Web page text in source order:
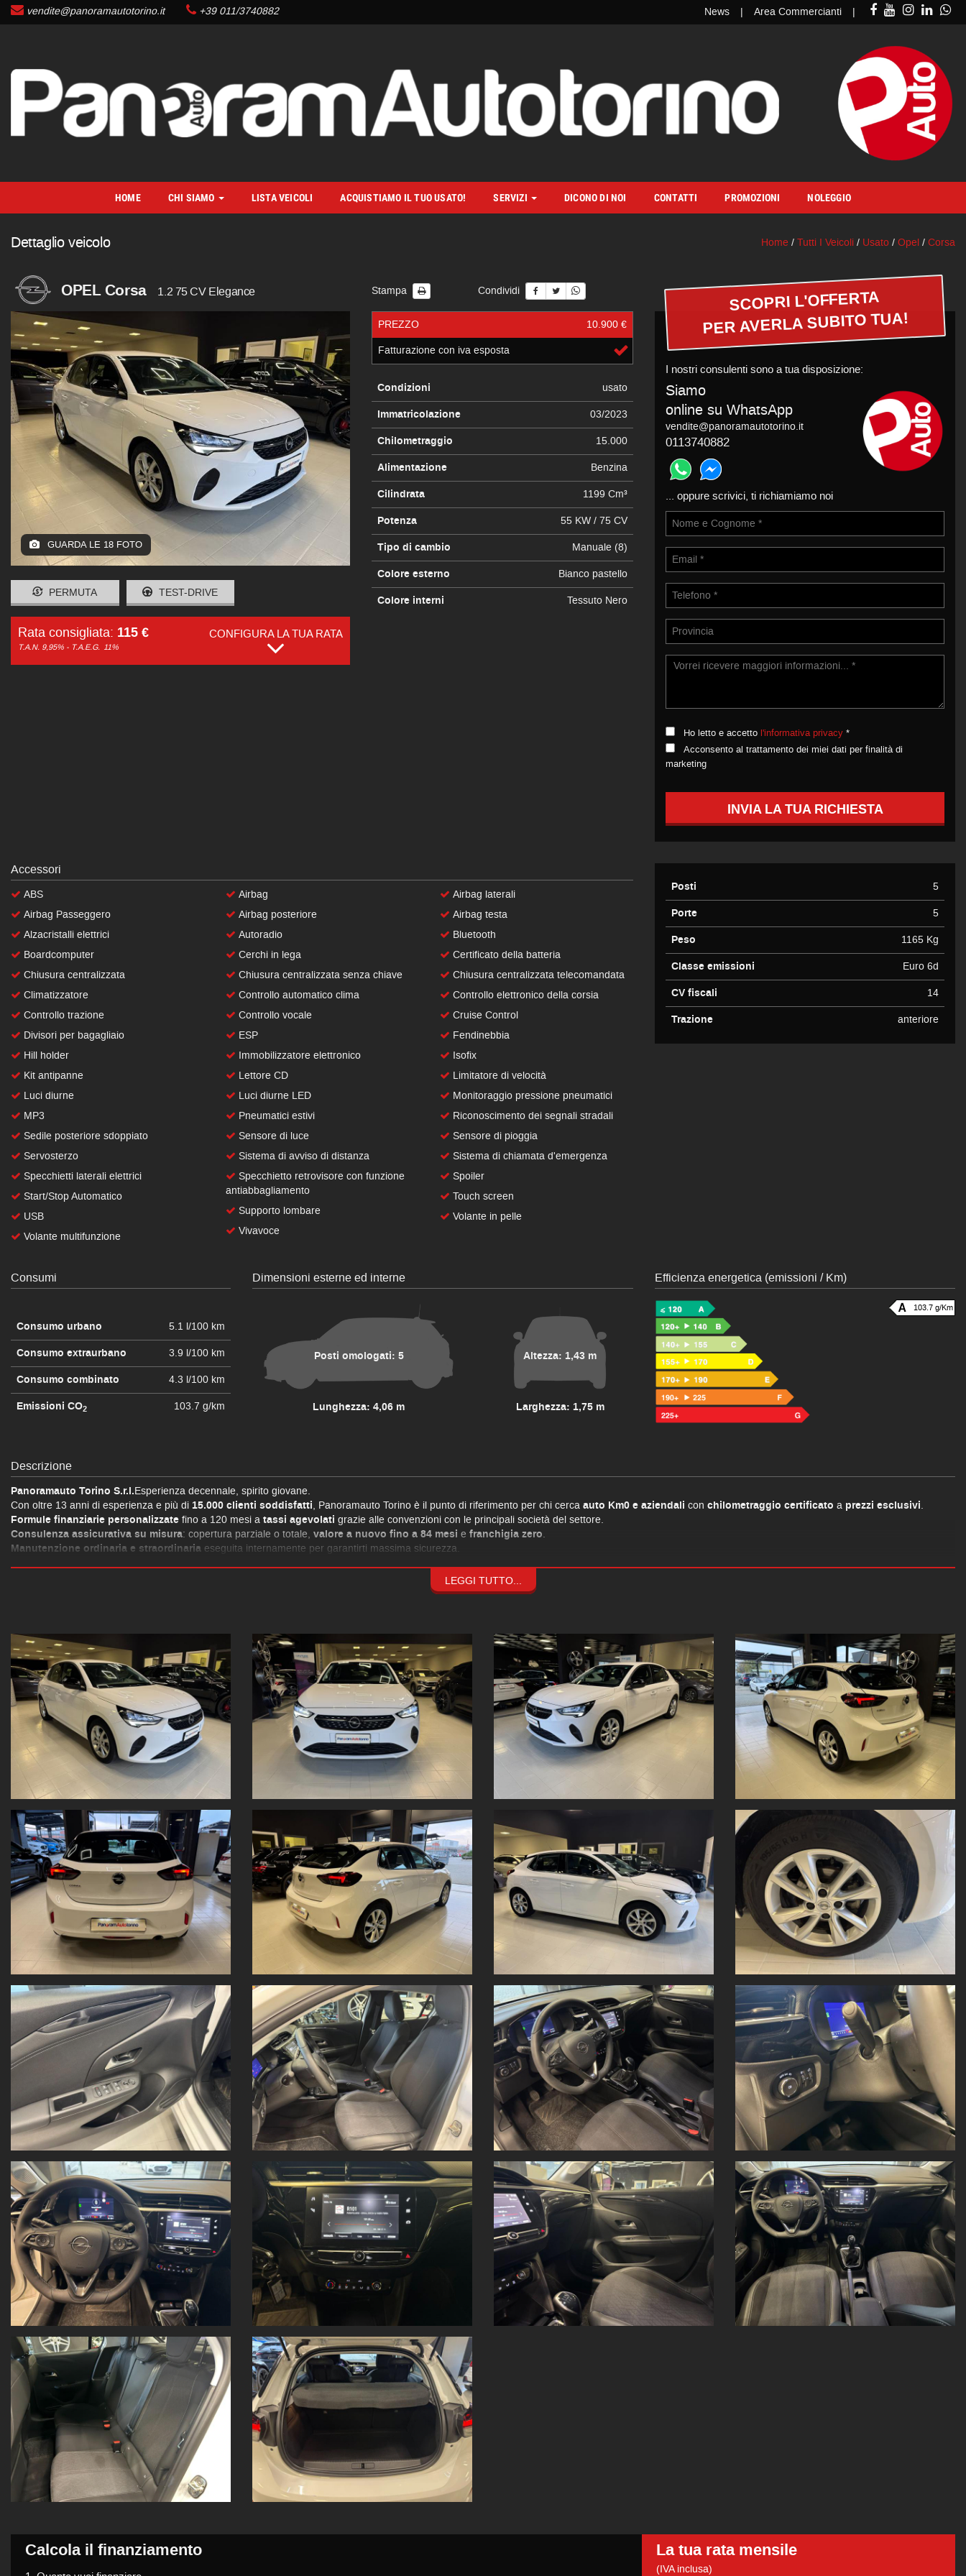
vendite@panoramautotorino.it +39 011/3740882 News Area Commercianti
HOME CHI SIAMO LISTA VEICOLI ACQUISTIAMO IL TUO USATO! SERVIZI DICONO DI NOI CONTATTI PROMOZIONI NOLEGGIO
Dettaglio veicolo Home / Tutti I Veicoli / Usato / Opel / Corsa
OPEL Corsa 1.2 75 CV Elegance Stampa Condividi
GUARDA LE 18 FOTO
PERMUTA TEST-DRIVE
Rata consigliata: 115 €
T.A.N. 9,95% - T.A.E.G. 11%
CONFIGURA LA TUA RATA
PREZZO
10.900 €
Fatturazione con iva esposta
Condizioni usato
Immatricolazione 03/2023
Chilometraggio 15.000
Alimentazione Benzina
Cilindrata 1199 Cm³
Potenza 55 KW / 75 CV
Tipo di cambio Manuale (8)
Colore esterno Bianco pastello
Colore interni Tessuto Nero
SCOPRI L'OFFERTA
PER AVERLA SUBITO TUA!
I nostri consulenti sono a tua disposizione:
Siamo
online su WhatsApp
vendite@panoramautotorino.it
0113740882
... oppure scrivici, ti richiamiamo noi
Ho letto e accetto l'informativa privacy *
Acconsento al trattamento dei miei dati per finalità di
marketing
INVIA LA TUA RICHIESTA
Accessori
ABS
Airbag Passeggero
Alzacristalli elettrici
Boardcomputer
Chiusura centralizzata
Climatizzatore
Controllo trazione
Divisori per bagagliaio
Hill holder
Kit antipanne
Luci diurne
MP3
Sedile posteriore sdoppiato
Servosterzo
Specchietti laterali elettrici
Start/Stop Automatico
USB
Volante multifunzione
Airbag
Airbag posteriore
Autoradio
Cerchi in lega
Chiusura centralizzata senza chiave
Controllo automatico clima
Controllo vocale
ESP
Immobilizzatore elettronico
Lettore CD
Luci diurne LED
Pneumatici estivi
Sensore di luce
Sistema di avviso di distanza
Specchietto retrovisore con funzione
antiabbagliamento
Supporto lombare
Vivavoce
Airbag laterali
Airbag testa
Bluetooth
Certificato della batteria
Chiusura centralizzata telecomandata
Controllo elettronico della corsia
Cruise Control
Fendinebbia
Isofix
Limitatore di velocità
Monitoraggio pressione pneumatici
Riconoscimento dei segnali stradali
Sensore di pioggia
Sistema di chiamata d'emergenza
Spoiler
Touch screen
Volante in pelle
Posti 5
Porte 5
Peso 1165 Kg
Classe emissioni Euro 6d
CV fiscali 14
Trazione anteriore
Consumi
Consumo urbano 5.1 l/100 km
Consumo extraurbano 3.9 l/100 km
Consumo combinato 4.3 l/100 km
Emissioni CO2 103.7 g/km
Dimensioni esterne ed interne
Posti omologati: 5
Lunghezza: 4,06 m
Altezza: 1,43 m
Larghezza: 1,75 m
Efficienza energetica (emissioni / Km)
103.7 g/Km
Descrizione
Panoramauto Torino S.r.l.Esperienza decennale, spirito giovane.
Con oltre 13 anni di esperienza e più di 15.000 clienti soddisfatti, Panoramauto Torino è il punto di riferimento per chi cerca auto Km0 e aziendali con chilometraggio certificato a prezzi esclusivi.
Formule finanziarie personalizzate fino a 120 mesi a tassi agevolati grazie alle convenzioni con le principali società del settore.
Consulenza assicurativa su misura: copertura parziale o totale, valore a nuovo fino a 84 mesi e franchigia zero.
Manutenzione ordinaria e straordinaria eseguita internamente per garantirti massima sicurezza.
Servizio carrozzeria e assistenza stradale
Volante in pelle,
Impianto audio con touchscreen,
Comandi al volante,
Cerchi in lega da 16,
Spoiler posteriore,
Fari a Led con luci diurne,
Riconoscimento segnali stradali,
Limitatore di velocità,
Sistema di assistenza al mantenimento della corsia,
Alzacristalli elettrici anteriori e posteriori
Il prezzo è al netto dell'immatricolazione ed è valido con
promozione Panoramauto Torino S.r.l.
Valutiamo il tuo usato!
Vuoi permutare la tua vettura o venderla?
Inviacifoto e datidirettamente dal nostro sito:
www.panoramautotorino.it→ sezione “Acquistiamo il tuo usato”
Ti aspettiamo in Strada Settimo 364, Torino , di fronte al centro commerciale Panorama.
Nota bene:
Tutti i dati tecnici e gli accessori del veicolo sono riportati con la massima accuratezza possibile. Tuttavia, le informazioni hannovalore indicativoenon costituiscono vincolo contrattuale.
Fogli informativi disponibili in sede.
LEGGI TUTTO...
Calcola il finanziamento La tua rata mensile
(IVA inclusa)